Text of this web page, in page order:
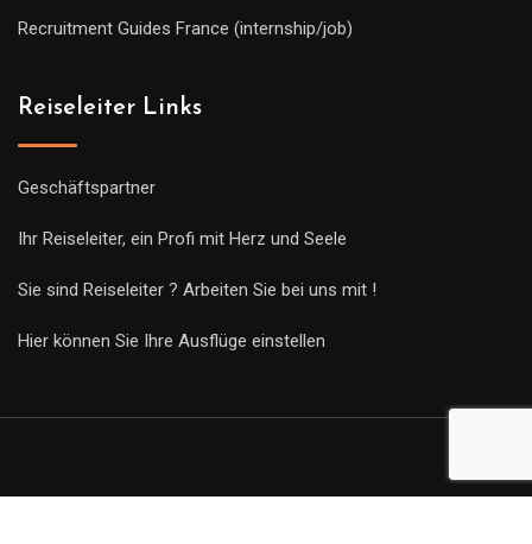
Recruitment Guides France (internship/job)
Reiseleiter Links
Geschäftspartner
Ihr Reiseleiter, ein Profi mit Herz und Seele
Sie sind Reiseleiter ? Arbeiten Sie bei uns mit !
Hier können Sie Ihre Ausflüge einstellen